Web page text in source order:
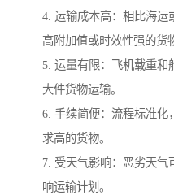
4. 运输成本高：相比海运
高附加值或时效性强的货
5. 运量有限：飞机载重和
大件货物运输。
6. 手续简便：流程标准化
求高的货物。
7. 受天气影响：恶劣天气
响运输计划。